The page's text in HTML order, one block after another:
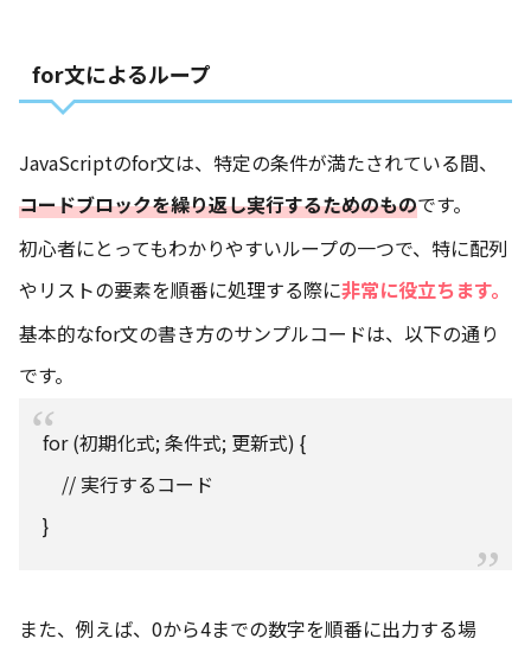
for文によるループ
JavaScriptのfor文は、特定の条件が満たされている間、
コードブロックを繰り返し実行するためのものです。
初心者にとってもわかりやすいループの一つで、特に配列
やリストの要素を順番に処理する際に非常に役立ちます。
基本的なfor文の書き方のサンプルコードは、以下の通り
です。
for (初期化式; 条件式; 更新式) {
// 実行するコード
}
また、例えば、0から4までの数字を順番に出力する場